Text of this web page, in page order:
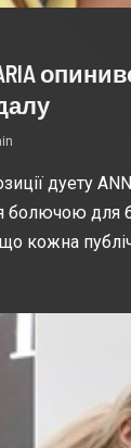
дуету
болючою для
кожна